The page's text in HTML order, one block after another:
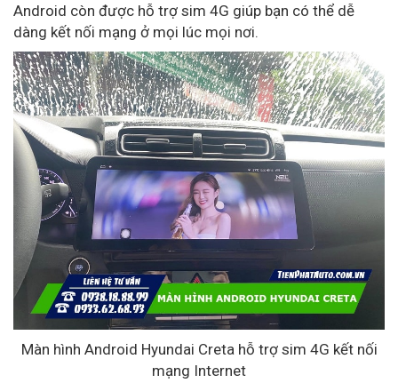
Android còn được hỗ trợ sim 4G giúp bạn có thể dễ
dàng kết nối mạng ở mọi lúc mọi nơi.
Màn hình Android Hyundai Creta hỗ trợ sim 4G kết nối
mạng Internet